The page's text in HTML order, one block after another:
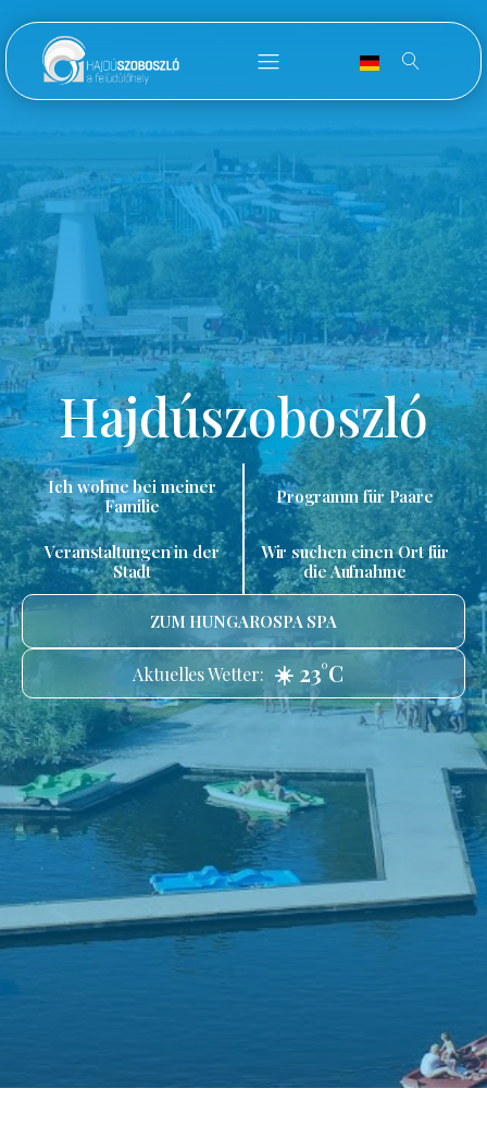
Hajdúszoboszló
Ich wohne bei meiner
Familie
Programm für Paare
Veranstaltungen in der
Stadt
Wir suchen einen Ort für
die Aufnahme
ZUM HUNGAROSPA SPA
Aktuelles Wetter: ☀️ 23°C